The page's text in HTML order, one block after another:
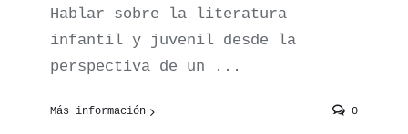
Hablar sobre la literatura
infantil y juvenil desde la
perspectiva de un ...
Más información 0